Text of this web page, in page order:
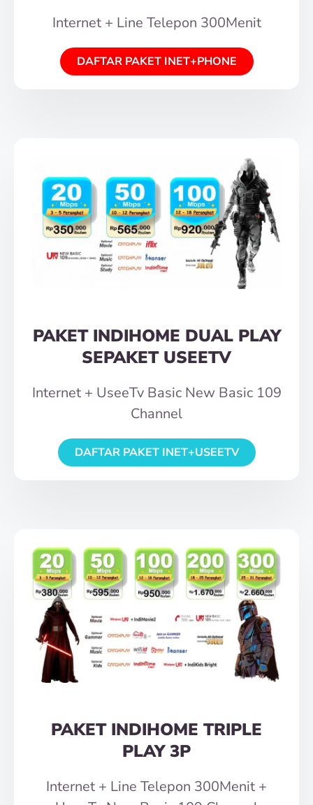
Internet + Line Telepon 300Menit
DAFTAR PAKET INET+PHONE
PAKET INDIHOME DUAL PLAY
SEPAKET USEETV
Internet + UseeTv Basic New Basic 109
Channel
DAFTAR PAKET INET+USEETV
PAKET INDIHOME TRIPLE
PLAY 3P
Internet + Line Telepon 300Menit +